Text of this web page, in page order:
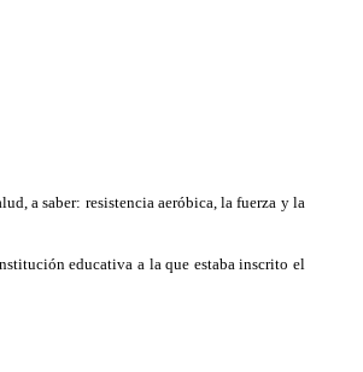
a saber: resistencia aeróbica, la fuerza y la
educativa a la que estaba inscrito el